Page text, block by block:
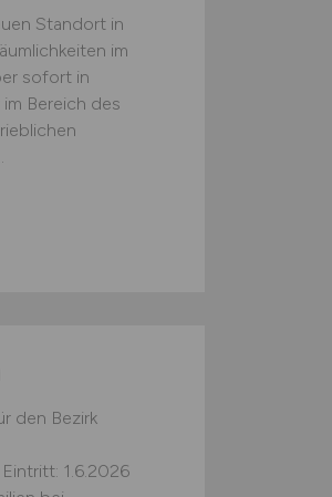
Standort in
im
sofort in
Bereich des
den Bezirk
1.6.2026